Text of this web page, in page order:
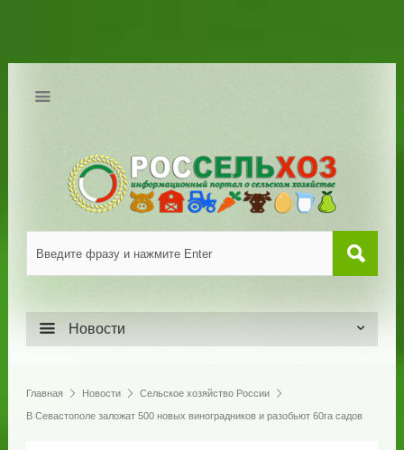
Новости
Главная Новости Сельское хозяйство России
В Севастополе заложат 500 новых виноградников и разобьют 60га садов